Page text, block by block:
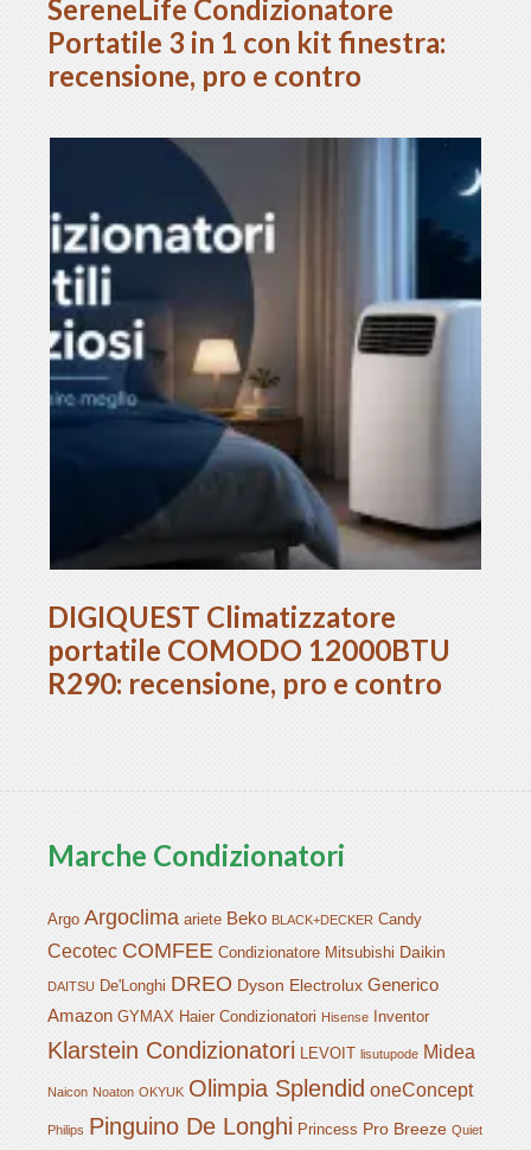
SereneLife Condizionatore
Portatile 3 in 1 con kit finestra:
recensione, pro e contro
DIGIQUEST Climatizzatore
portatile COMODO 12000BTU
R290: recensione, pro e contro
Marche Condizionatori
Argo Argoclima ariete Beko BLACK+DECKER Candy
Cecotec COMFEE Condizionatore Mitsubishi Daikin
DAITSU De'Longhi DREO Dyson Electrolux Generico
Amazon GYMAX Haier Condizionatori Hisense Inventor
Klarstein Condizionatori LEVOIT lisutupode Midea
Naicon Noaton OKYUK Olimpia Splendid oneConcept
Philips Pinguino De Longhi Princess Pro Breeze Quiet